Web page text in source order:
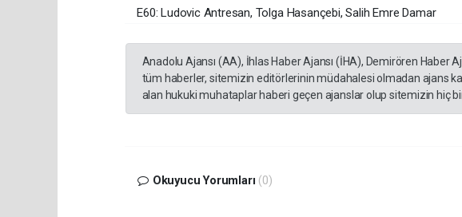
E60: Ludovic Antresan, Tolga Hasançebi, Salih Emre Damar
Anadolu Ajansı (AA), İhlas Haber Ajansı (İHA), Demirören Haber
tüm haberler, sitemizin editörlerinin müdahalesi olmadan ajans
alan hukuki muhataplar haberi geçen ajanslar olup sitemizin hiç
Okuyucu Yorumları (0)